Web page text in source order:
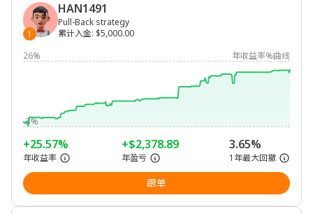
1
HAN1491
Pull-Back strategy
累计入金: $5,000.00
26%
年收益率%曲线
-3%
+25.57%
年收益率
+$2,378.89
年盈亏
3.65%
1年最大回撤
跟单